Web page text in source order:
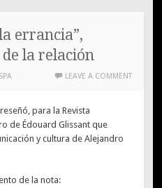
errancia”,
la relación
LEAVE A COMMENT
para la Revista
de Édouard Glissant que
y cultura de Alejandro
de la nota: